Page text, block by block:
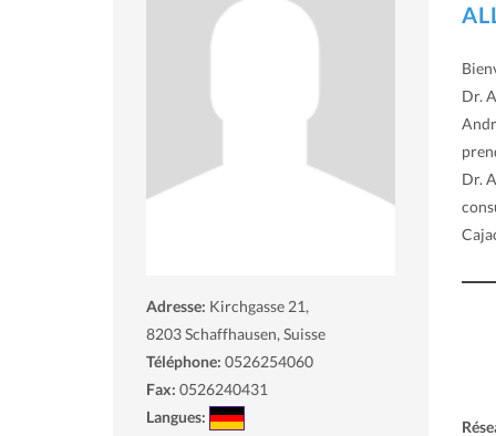
Adresse: Kirchgasse 21,
8203Schaffhausen, Suisse
Téléphone: 0526254060
Fax: 0526240431
Langues:
Dr.
Dr.